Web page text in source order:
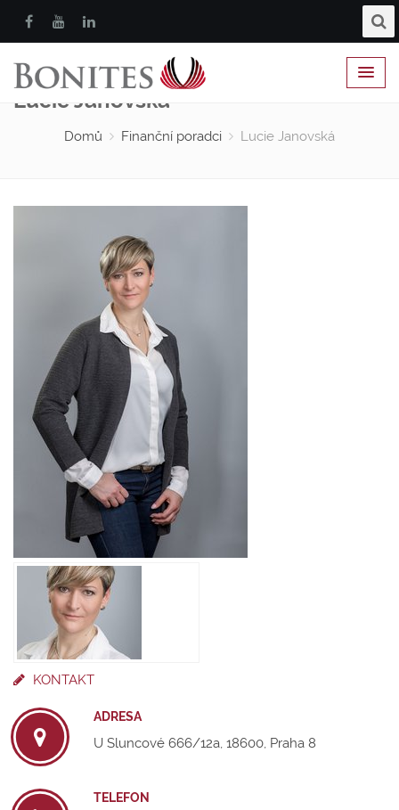
Lucie Janovská
Domů Finanční poradci Lucie Janovská
KONTAKT
ADRESA
U Sluncové 666/12a, 18600, Praha 8
TELEFON